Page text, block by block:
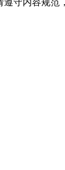
守内容规范